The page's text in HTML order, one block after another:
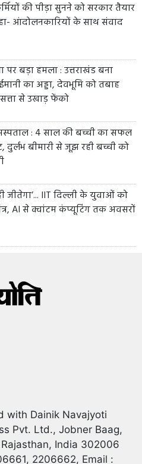
की पीड़ा सुनने को सरकार तैयार
आंदोलनकारियों के साथ संवाद
बड़ा हमला : उत्तराखंड बना
का अड्डा, देवभूमि को तबाह
से उखाड़ फेंको
: 4 साल की बच्ची का सफल
दुर्लभ बीमारी से जूझ रही बच्ची को
जीतेगा’... IIT दिल्ली के युवाओं को
AI से क्वांटम कंप्यूटिंग तक अवसरों
with Dainik Navajyoti
Pvt. Ltd., Jobner Baag,
India 302006
2206662, Email :